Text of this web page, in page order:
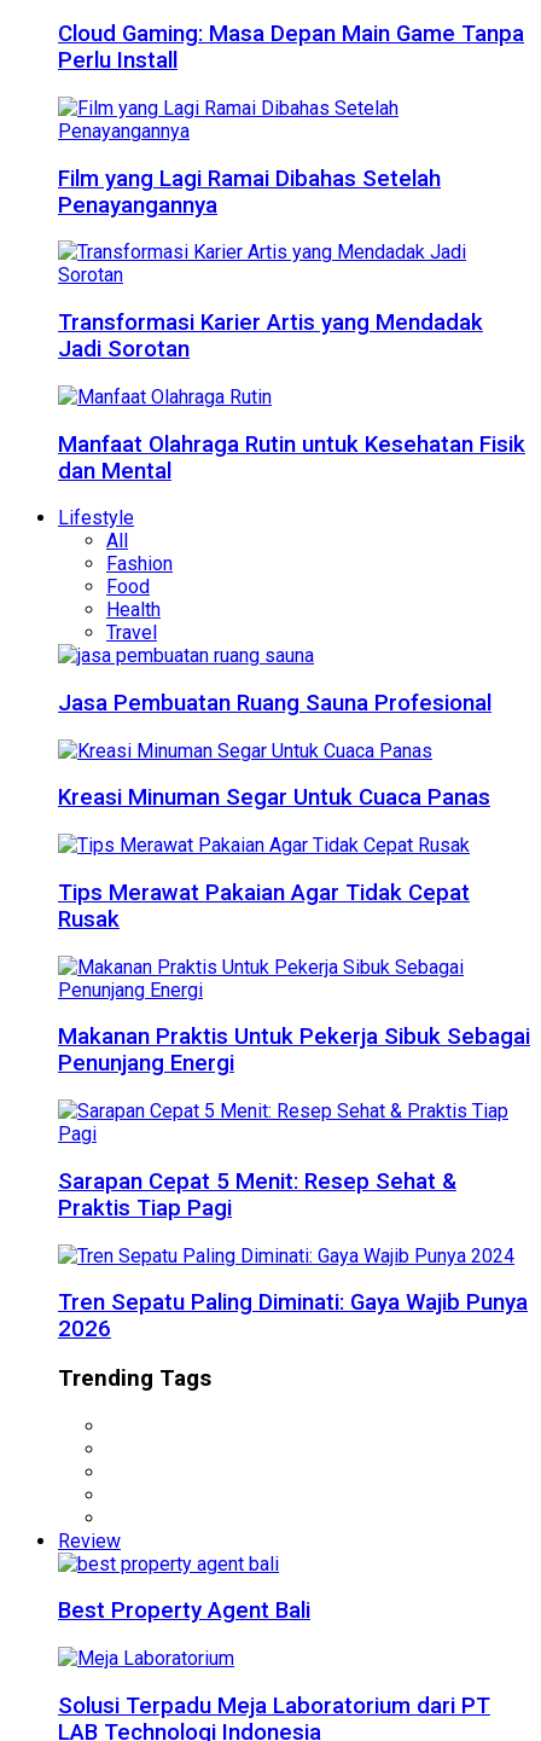
Cloud Gaming: Masa Depan Main Game Tanpa
Perlu Install
Film yang Lagi Ramai Dibahas Setelah
Penayangannya
Transformasi Karier Artis yang Mendadak
Jadi Sorotan
Manfaat Olahraga Rutin untuk Kesehatan Fisik
dan Mental
Lifestyle
All
Fashion
Food
Health
Travel
Jasa Pembuatan Ruang Sauna Profesional
Kreasi Minuman Segar Untuk Cuaca Panas
Tips Merawat Pakaian Agar Tidak Cepat
Rusak
Makanan Praktis Untuk Pekerja Sibuk Sebagai
Penunjang Energi
Sarapan Cepat 5 Menit: Resep Sehat &
Praktis Tiap Pagi
Tren Sepatu Paling Diminati: Gaya Wajib Punya
2026
Trending Tags
Review
Best Property Agent Bali
Solusi Terpadu Meja Laboratorium dari PT
LAB Technologi Indonesia